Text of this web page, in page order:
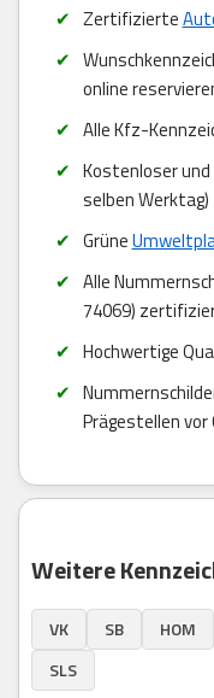
Zertifizierte
online
Alle Kfz-
Kostenloser
selben Werktag)
Grüne
Alle
74069)
Hochwertige
Prägestellen vor
Weitere
VK SB HOM
SLS